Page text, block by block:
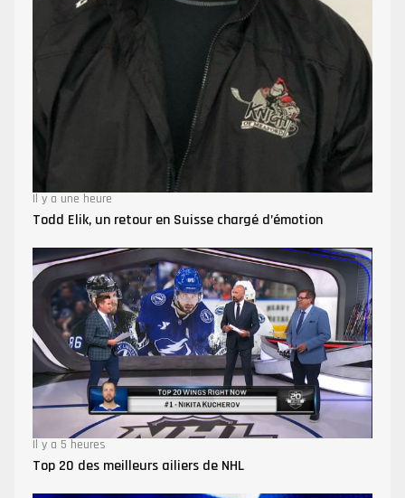
Il y a une heure
Todd Elik, un retour en Suisse chargé d’émotion
Il y a 5 heures
Top 20 des meilleurs ailiers de NHL